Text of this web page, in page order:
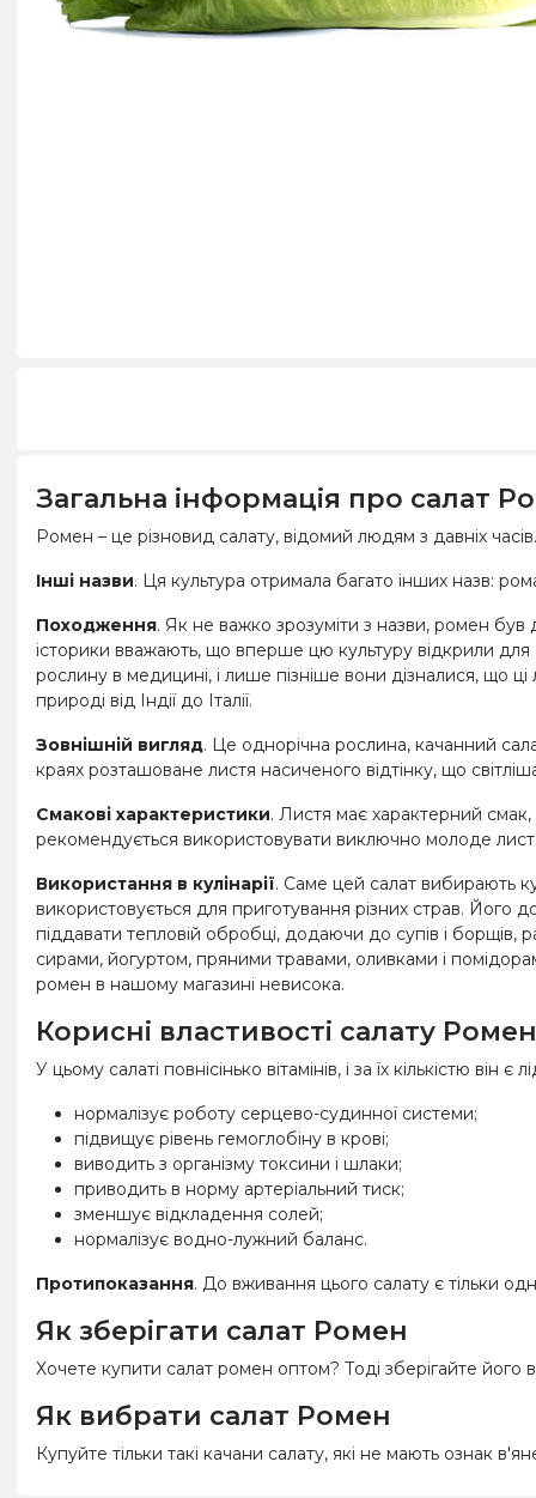
Загальна інформація про салат
Ромен – це різновид салату, відомий людям з давніх
Інші назви. Ця культура отримала багато інших назв:
Походження. Як не важко зрозуміти з назви, ромен
історики вважають, що вперше цю культуру відкрили для
рослину в медицині, і лише пізніше вони дізналися, що
природі від Індії до Італії.
Зовнішній вигляд. Це однорічна рослина, качанний
краях розташоване листя насиченого відтінку, що
Смакові характеристики. Листя має характерний
рекомендується використовувати виключно молоде
Використання в кулінарії. Саме цей салат вибирають
використовується для приготування різних страв. Його
піддавати тепловій обробці, додаючи до супів і
сирами, йогуртом, пряними травами, оливками і
ромен в нашому магазині невисока.
Корисні властивості салату Ромен
У цьому салаті повнісінько вітамінів, і за їх кількістю
нормалізує роботу серцево-судинної системи;
підвищує рівень гемоглобіну в крові;
виводить з організму токсини і шлаки;
приводить в норму артеріальний тиск;
зменшує відкладення солей;
нормалізує водно-лужний баланс.
Протипоказання. До вживання цього салату є тільки
Як зберігати салат Ромен
Хочете купити салат ромен оптом? Тоді зберігайте
Як вибрати салат Ромен
Купуйте тільки такі качани салату, які не мають ознак